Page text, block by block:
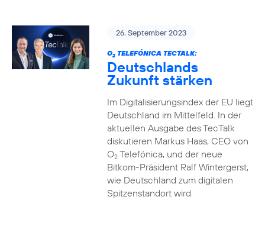
26. September 2023
O2TELEFÓNICA TECTALK:
Deutschlands
Zukunft stärken
Im Digitalisierungsindex der EU liegt
Deutschland im Mittelfeld. In der
aktuellen Ausgabe des TecTalk
diskutieren Markus Haas, CEO von
O2Telefónica, und der neue
Bitkom-Präsident Ralf Wintergerst,
wie Deutschland zum digitalen
Spitzenstandort wird.